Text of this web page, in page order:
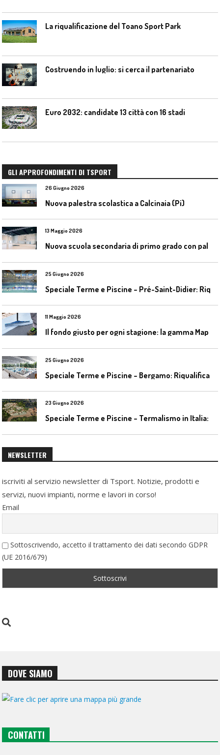
La riqualificazione del Toano Sport Park
Costruendo in luglio: si cerca il partenariato
Euro 2032: candidate 13 città con 16 stadi
GLI APPROFONDIMENTI DI TSPORT
26 Giugno 2026
Nuova palestra scolastica a Calcinaia (Pi)
13 Maggio 2026
25 Giugno 2026
11 Maggio 2026
25 Giugno 2026
23 Giugno 2026
NEWSLETTER
iscriviti al servizio newsletter di Tsport. Notizie, prodotti e
servizi, nuovi impianti, norme e lavori in corso!
Email
Sottoscrivendo, accetto il trattamento dei dati secondo GDPR
(UE 2016/679)
DOVE SIAMO
CONTATTI